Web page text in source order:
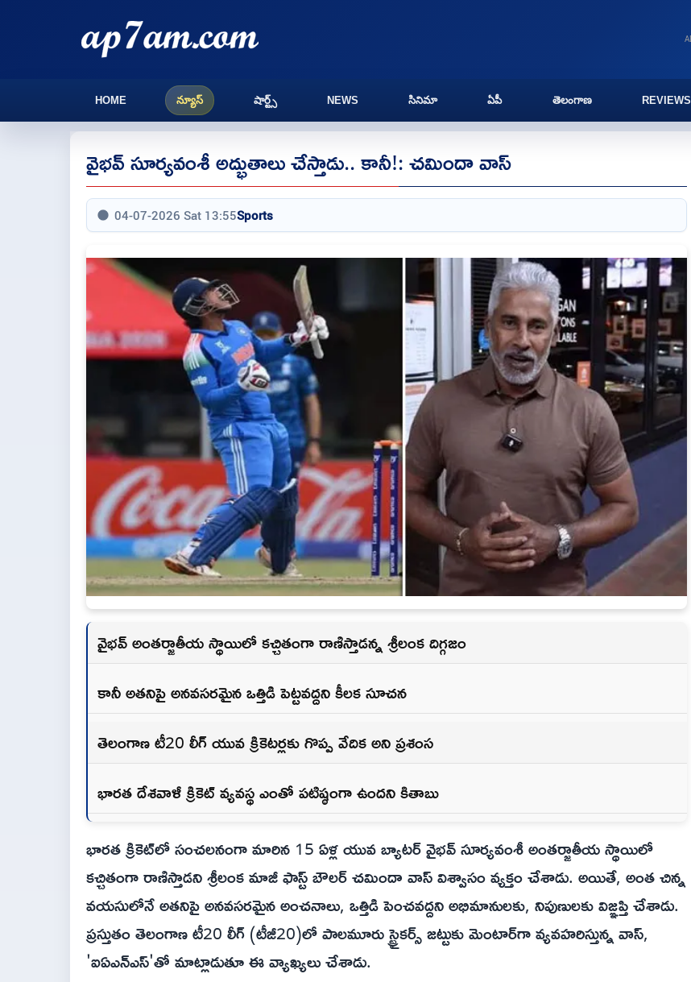
HOME న్యూస్ షార్ట్స్ NEWS సినిమా ఏపీ తెలంగాణ REVIEWS
వైభవ్ సూర్యవంశీ అద్భుతాలు చేస్తాడు.. కానీ!: చమిందా వాస్
04-07-2026 Sat 13:55Sports
వైభవ్ అంతర్జాతీయ స్థాయిలో కచ్చితంగా రాణిస్తాడన్న శ్రీలంక దిగ్గజం
కానీ అత‌నిపై అనవసరమైన ఒత్తిడి పెట్టవద్దని కీల‌క సూచ‌న‌
తెలంగాణ టీ20 లీగ్ యువ క్రికెటర్లకు గొప్ప వేదిక అని ప్రశంస
భారత దేశవాళీ క్రికెట్ వ్యవస్థ ఎంతో పటిష్ఠంగా ఉందని కితాబు
భారత క్రికెట్‌లో సంచలనంగా మారిన 15 ఏళ్ల యువ బ్యాటర్ వైభవ్ సూర్యవంశీ అంతర్జాతీయ స్థాయిలో
కచ్చితంగా రాణిస్తాడని శ్రీలంక మాజీ ఫాస్ట్ బౌలర్ చమిందా వాస్ విశ్వాసం వ్యక్తం చేశాడు. అయితే, అంత చిన్న
వయసులోనే అతనిపై అనవసరమైన అంచనాలు, ఒత్తిడి పెంచవద్దని అభిమానులకు, నిపుణులకు విజ్ఞప్తి చేశాడు.
ప్రస్తుతం తెలంగాణ టీ20 లీగ్ (టీజీ20)లో పాలమూరు స్ట్రైకర్స్ జట్టుకు మెంటార్‌గా వ్యవహరిస్తున్న వాస్,
'ఐఏఎన్ఎస్‌'తో మాట్లాడుతూ ఈ వ్యాఖ్యలు చేశాడు.